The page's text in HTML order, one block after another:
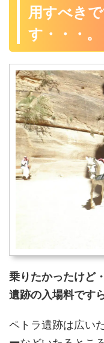
用すべき
す・・・。
乗りたかったけど
遺跡の入場料です
ペトラ遺跡は広い